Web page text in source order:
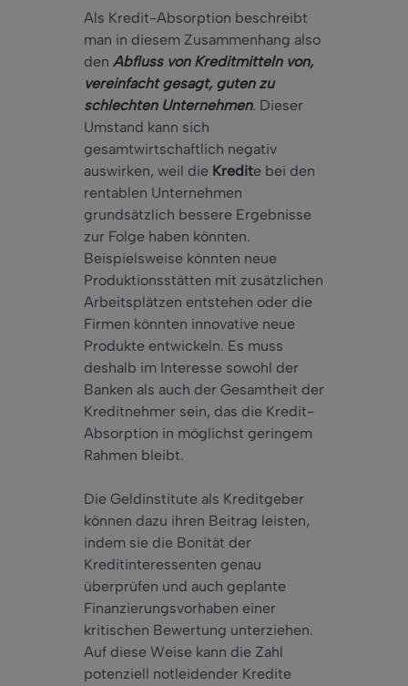
Als Kredit-Absorption beschreibt
man in diesem Zusammenhang also
den Abfluss von Kreditmitteln von,
vereinfacht gesagt, guten zu
schlechten Unternehmen. Dieser
Umstand kann sich
gesamtwirtschaftlich negativ
auswirken, weil die Kredite bei den
rentablen Unternehmen
grundsätzlich bessere Ergebnisse
zur Folge haben könnten.
Beispielsweise könnten neue
Produktionsstätten mit zusätzlichen
Arbeitsplätzen entstehen oder die
Firmen könnten innovative neue
Produkte entwickeln. Es muss
deshalb im Interesse sowohl der
Banken als auch der Gesamtheit der
Kreditnehmer sein, das die Kredit-
Absorption in möglichst geringem
Rahmen bleibt.
Die Geldinstitute als Kreditgeber
können dazu ihren Beitrag leisten,
indem sie die Bonität der
Kreditinteressenten genau
überprüfen und auch geplante
Finanzierungsvorhaben einer
kritischen Bewertung unterziehen.
Auf diese Weise kann die Zahl
potenziell notleidender Kredite